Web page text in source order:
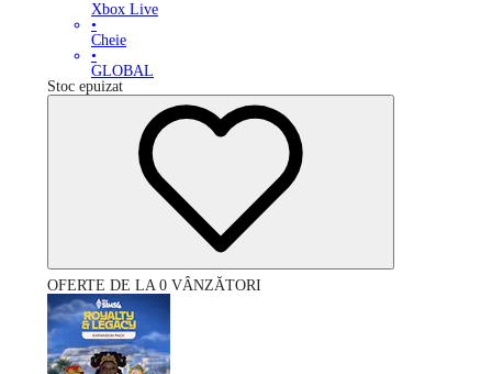
Xbox Live
•
Cheie
•
GLOBAL
Stoc epuizat
OFERTE DE LA 0 VÂNZĂTORI